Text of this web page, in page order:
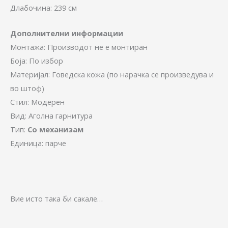
Длабочина: 239 см
Дополнителни информации
Монтажа: Производот не е монтиран
Боја: По избор
Материјал: Говедска кожа (по нарачка се произведува и
во штоф)
Стил: Модерен
Вид: Аголна гарнитура
Тип: Со механизам
Единица: парче
Вие исто така би сакале…